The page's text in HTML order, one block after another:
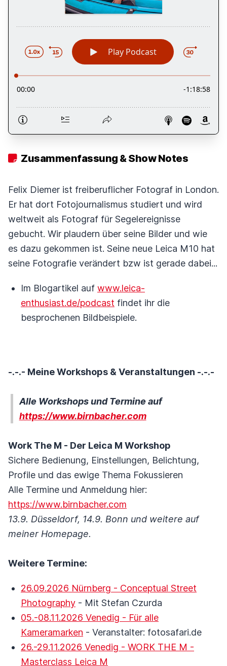
Zusammenfassung & Show Notes
Felix Diemer ist freiberuflicher Fotograf in London.
Er hat dort Fotojournalismus studiert und wird
weltweit als Fotograf für Segelereignisse
gebucht. Wir plaudern über seine Bilder und wie
es dazu gekommen ist. Seine neue Leica M10 hat
seine Fotografie verändert bzw ist gerade dabei...
Im Blogartikel auf www.leica-
enthusiast.de/podcast findet ihr die
besprochenen Bildbeispiele.
-.-.- Meine Workshops & Veranstaltungen -.-.-
Alle Workshops und Termine auf
https://www.birnbacher.com
Work The M - Der Leica M Workshop
Sichere Bedienung, Einstellungen, Belichtung,
Profile und das ewige Thema Fokussieren
Alle Termine und Anmeldung hier:
https://www.birnbacher.com
13.9. Düsseldorf, 14.9. Bonn und weitere auf
meiner Homepage.
Weitere Termine:
26.09.2026 Nürnberg - Conceptual Street
Photography - Mit Stefan Czurda
05.-08.11.2026 Venedig - Für alle
Kameramarken - Veranstalter: fotosafari.de
26.-29.11.2026 Venedig - WORK THE M -
Masterclass Leica M